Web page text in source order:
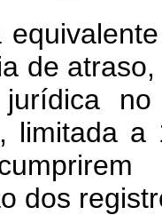
de
jurídica
limitada
dos